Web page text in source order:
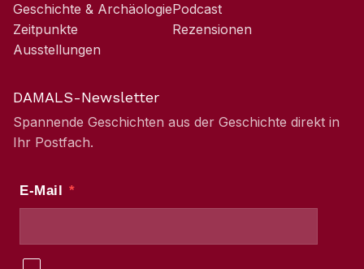
Geschichte & Archäologie
Zeitpunkte
Ausstellungen
Podcast
Rezensionen
DAMALS-Newsletter
Spannende Geschichten aus der Geschichte direkt in
Ihr Postfach.